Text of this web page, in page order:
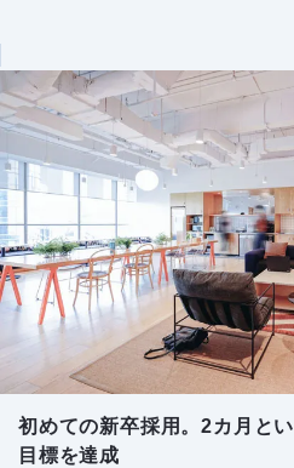
初めての新卒採用。2カ月と
目標を達成